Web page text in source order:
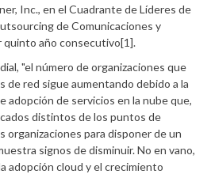
Inc., en el Cuadrante de Líderes de
de Comunicaciones y
quinto año consecutivo[1].
"el número de organizaciones que
de red sigue aumentando debido a la
adopción de servicios en la nube que,
distintos de los puntos de
organizaciones para disponer de un
signos de disminuir. No en vano,
adopción cloud y el crecimiento